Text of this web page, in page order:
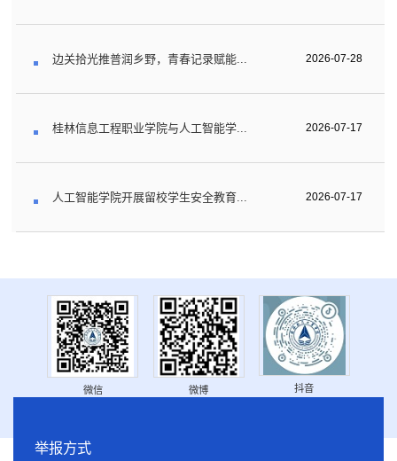
边关拾光推普润乡野，青春记录赋能... 2026-07-28
桂林信息工程职业学院与人工智能学... 2026-07-17
人工智能学院开展留校学生安全教育... 2026-07-17
微信 微博 抖音
举报方式